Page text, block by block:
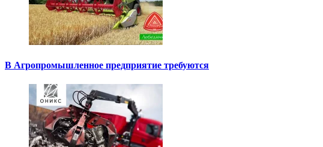
В Агропромышленное предприятие требуются